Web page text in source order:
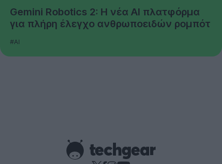
Gemini Robotics 2: Η νέα AI πλατφόρμα
για πλήρη έλεγχο ανθρωποειδών ρομπότ
#AI